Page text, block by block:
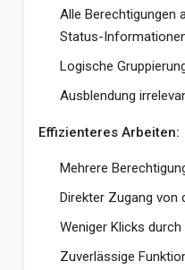
Alle Berechtigungen
Status-
Logische
Ausblendung
Effizienteres Arbeiten:
Mehrere
Direkter Zugang von
Weniger Klicks
Zuverlässige